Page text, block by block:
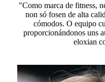
"Como marca de fitness,
non só fosen de alta
cómodos. O equipo
proporcionándonos uns
eloxian